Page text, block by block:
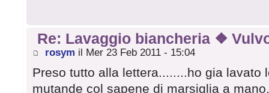
Re: Lavaggio biancheria ❖
rosym il Mer 23 Feb 2011 - 15:04
Preso tutto alla lettera........ho gia lavato
mutande col sapene di marsiglia a